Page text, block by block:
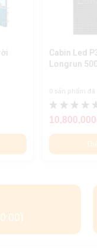
Cabin Led
Longrun
0 sản phẩm đã